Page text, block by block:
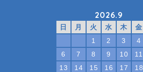
2026.9
日 月 火 水 木 金
1
2 3 4
6
7 8 9 10 11
13
14 15 16 17 18